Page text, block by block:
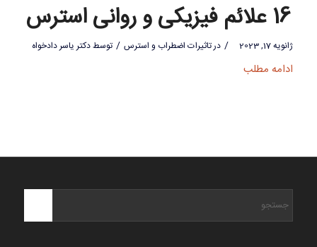
16 علائم فیزیکی و روانی استرس
ژانویه 17, 2023 / درتاثیرات اضطراب و استرس / توسطدکتر یاسر دادخواه
ادامه مطلب